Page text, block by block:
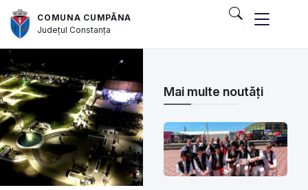
COMUNA CUMPĂNA
JudețulConstanța
Mai multe noutăți